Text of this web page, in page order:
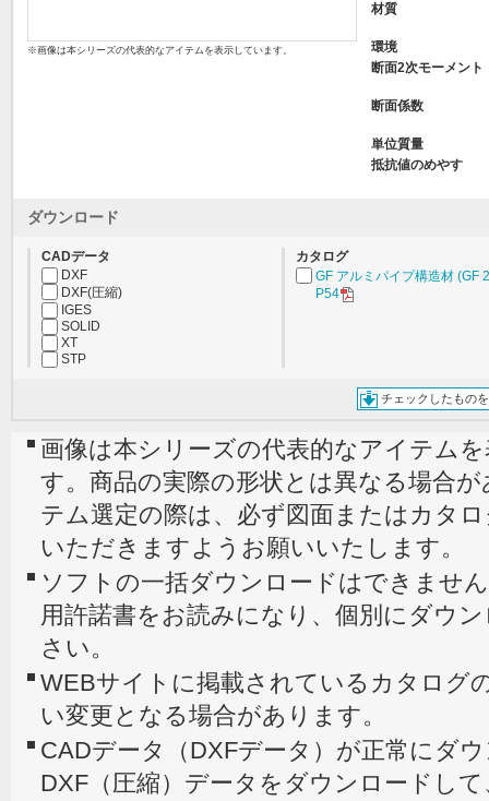
※画像は本シリーズの代表的なアイテムを表示しています。
材質
環境
断面2次モーメント
断面係数
単位質量
抵抗値のめやす
ダウンロード
CADデータ
DXF
DXF(圧縮)
IGES
SOLID
XT
STP
カタログ
GF アルミパイプ構造材 (GF
P54
チェックしたもの
画像は本シリーズの代表的なアイテム
す。商品の実際の形状とは異なる場合
テム選定の際は、必ず図面またはカタ
いただきますようお願いいたします。
ソフトの一括ダウンロードはできませ
用許諾書をお読みになり、個別にダウ
さい。
WEBサイトに掲載されているカタログ
い変更となる場合があります。
CADデータ（DXFデータ）が正常にダ
DXF（圧縮）データをダウンロードし